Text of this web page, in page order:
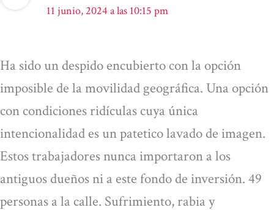
11 junio, 2024 a las 10:15 pm
Ha sido un despido encubierto con la opción
imposible de la movilidad geográfica. Una opción
con condiciones ridículas cuya única
intencionalidad es un patetico lavado de imagen.
Estos trabajadores nunca importaron a los
antiguos dueños ni a este fondo de inversión. 49
personas a la calle. Sufrimiento, rabia y